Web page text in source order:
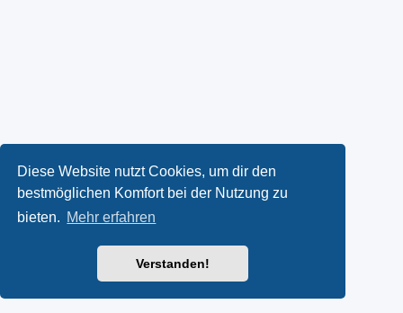
Diese Website nutzt Cookies, um dir den
bestmöglichen Komfort bei der Nutzung zu
bieten. Mehr erfahren
Verstanden!